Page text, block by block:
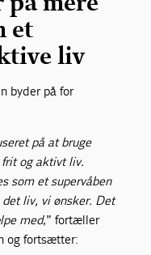
et
liv
byder på for
på at bruge
og aktivt liv.
som et supervåben
liv, vi ønsker. Det
med,” fortæller
og fortsætter: